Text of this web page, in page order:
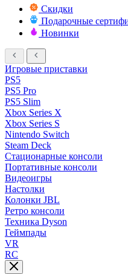
Скидки
Подарочные
Новинки
Игровые приставки
PS5
PS5 Pro
PS5 Slim
Xbox Series X
Xbox Series S
Nintendo Switch
Steam Deck
Стационарные консоли
Портативные консоли
Видеоигры
Настолки
Колонки JBL
Ретро консоли
Техника Dyson
Геймпады
VR
RC